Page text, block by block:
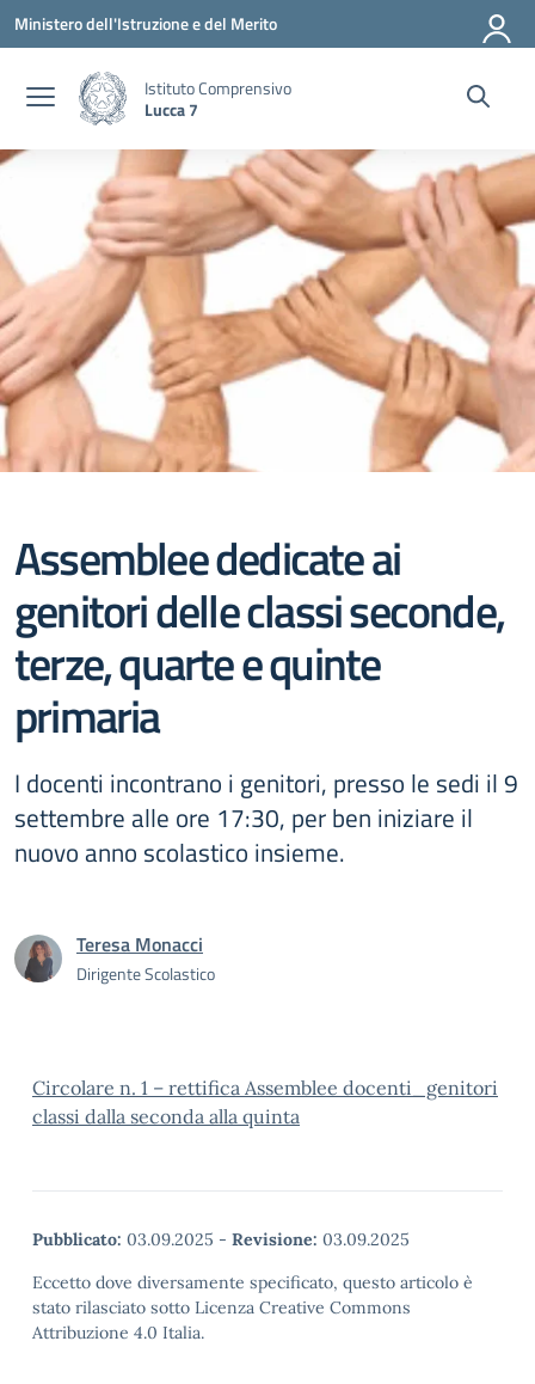
Vai ai contenuti
Vai al menu di navigazione
Vai al footer
Ministero dell'Istruzione e del Merito
Istituto Comprensivo
Lucca 7
Assemblee dedicate ai
genitori delle classi seconde,
terze, quarte e quinte
primaria
I docenti incontrano i genitori, presso le sedi il 9
settembre alle ore 17:30, per ben iniziare il
nuovo anno scolastico insieme.
Teresa Monacci
Dirigente Scolastico
Circolare n. 1 – rettifica Assemblee docenti_genitori
classi dalla seconda alla quinta
Pubblicato: 03.09.2025 - Revisione: 03.09.2025
Eccetto dove diversamente specificato, questo articolo è
stato rilasciato sotto Licenza Creative Commons
Attribuzione 4.0 Italia.